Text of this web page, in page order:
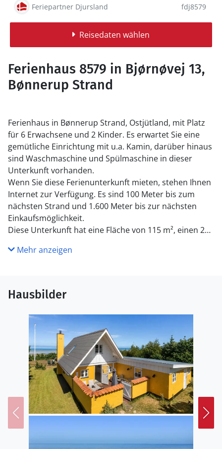
Feriepartner Djursland fdj8579
Reisedaten wählen
Ferienhaus 8579 in Bjørnøvej 13,
Bønnerup Strand
Ferienhaus in Bønnerup Strand, Ostjütland, mit Platz
für 6 Erwachsene und 2 Kinder. Es erwartet Sie eine
gemütliche Einrichtung mit u.a. Kamin, darüber hinaus
sind Waschmaschine und Spülmaschine in dieser
Unterkunft vorhanden.
Wenn Sie diese Ferienunterkunft mieten, stehen Ihnen
Internet zur Verfügung. Es sind 100 Meter bis zum
nächsten Strand und 1.600 Meter bis zur nächsten
Einkaufsmöglichkeit.
Diese Unterkunft hat eine Fläche von 115 m², einen 23
Grundstück.
Mehr anzeigen
Hausbilder